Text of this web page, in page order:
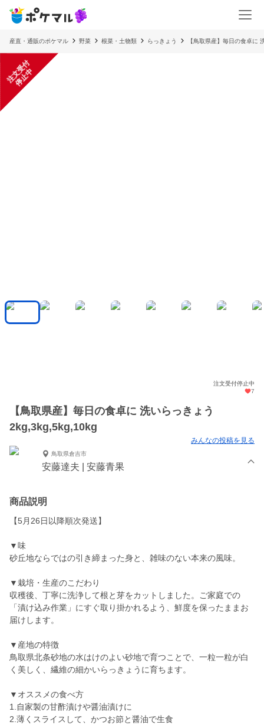
産直・通販のポケマル 野菜 根菜・土物類 らっきょう 【鳥取県産】毎日の食卓に
注
文
受
付
停
止
中
注文受付停止中
7
【鳥取県産】毎日の食卓に 洗いらっきょう
2kg,3kg,5kg,10kg
みんなの投稿を見る
鳥取県倉吉市
安藤達夫 | 安藤青果
商品説明
【5月26日以降順次発送】
▼味
砂丘地ならではの引き締まった身と、雑味のない本来の風味。
▼栽培・生産のこだわり
収穫後、丁寧に洗浄して根と芽をカットしました。ご家庭での
「漬け込み作業」にすぐ取り掛かれるよう、鮮度を保ったままお
届けします。
▼産地の特徴
鳥取県北条砂地の水はけのよい砂地で育つことで、一粒一粒が白
く美しく、繊維の細かいらっきょうに育ちます。
▼オススメの食べ方
1.自家製の甘酢漬けや醤油漬けに
2.薄くスライスして、かつお節と醤油で生食